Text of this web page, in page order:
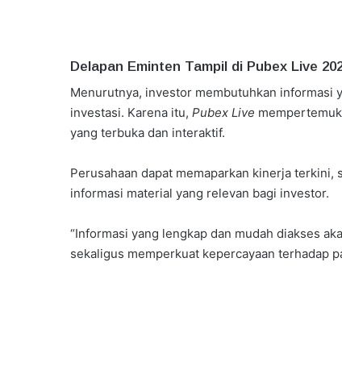
Delapan Eminten Tampil di Pubex Live
Menurutnya, investor membutuhkan informasi
investasi. Karena itu, Pubex Live
yang terbuka dan interaktif.
Perusahaan dapat memaparkan kinerja
informasi material yang relevan bagi investor.
“Informasi yang lengkap dan mudah diakses
sekaligus memperkuat kepercayaan terhadap